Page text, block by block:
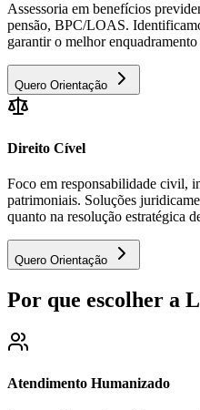
Assessoria em benefícios
pensão, BPC/LOAS.
garantir o melhor
Quero Orientação
Direito Cível
Foco em responsabilidade civil,
patrimoniais. Soluções
quanto na resolução estratégica
Quero Orientação
Por que escolher a
Atendimento Humanizado